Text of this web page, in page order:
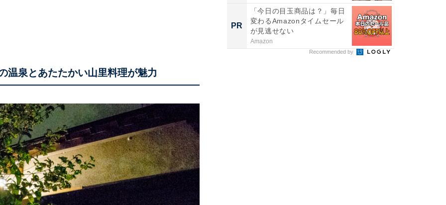
温泉とあたたかい山里料理が魅力
PR
「今日の目玉商品は？」毎日
変わるAmazonタイムセール
が見逃せない
Amazon
Recommended by